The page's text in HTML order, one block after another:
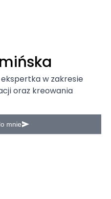
w zakresie
oraz kreowania
mnie